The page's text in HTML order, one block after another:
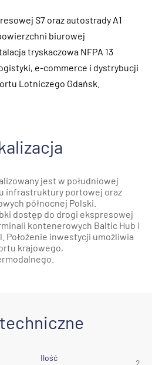
S7 oraz autostrady A1
biurowej
tryskaczowa NFPA 13
e-commerce i dystrybucji
Lotniczego Gdańsk.
jest w południowej
infrastruktury portowej oraz
północnej Polski.
dostęp do drogi ekspresowej
kontenerowych Baltic Hub i
Położenie inwestycji umożliwia
krajowego,
Ilość
2